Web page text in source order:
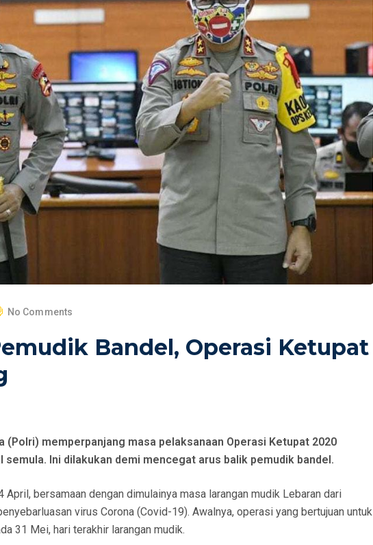
No Comments
Bandel, Operasi Ketupat
(Polri) memperpanjang masa pelaksanaan Operasi Ketupat 2020
Ini dilakukan demi mencegat arus balik pemudik bandel.
bersamaan dengan dimulainya masa larangan mudik Lebaran dari
virus Corona (Covid-19). Awalnya, operasi yang bertujuan untuk
31 Mei, hari terakhir larangan mudik.